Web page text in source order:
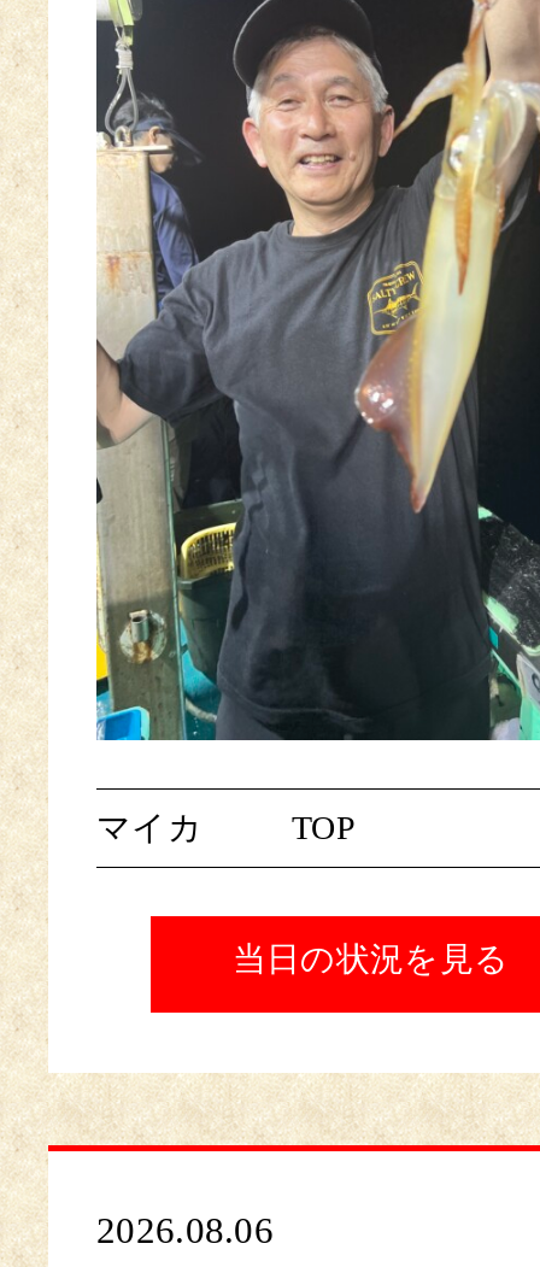
マイカ TOP
当日の状況を見る
2026.08.06